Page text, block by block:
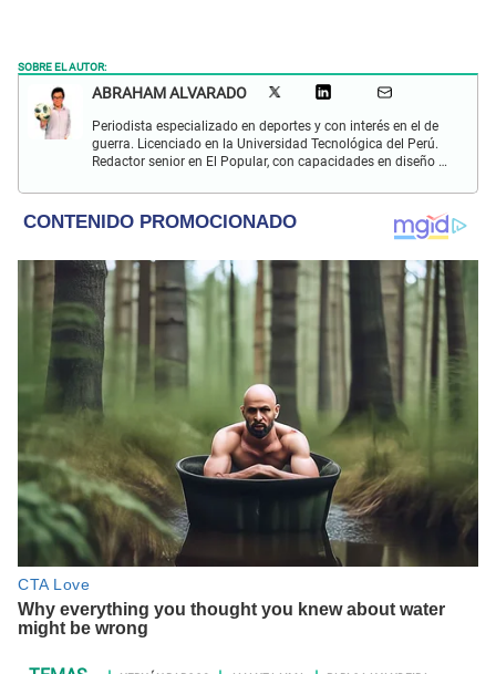
SOBRE EL AUTOR:
ABRAHAM ALVARADO
Periodista especializado en deportes y con interés en el de
guerra. Licenciado en la Universidad Tecnológica del Perú.
Redactor senior en El Popular, con capacidades en diseño y
cultural.